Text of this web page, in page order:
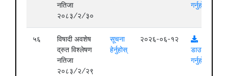
नतिजा
२०८३/२/३०
गर्नुहोस्
५६
विषादी अवशेष
द्रुत विश्लेषण
नतिजा
२०८३/२/२९
सूचना
हेर्नुहोस्
२०२६-०६-१२
डाउनलोड
गर्नुहोस्